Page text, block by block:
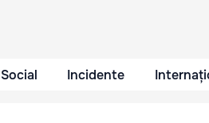
Social Incidente